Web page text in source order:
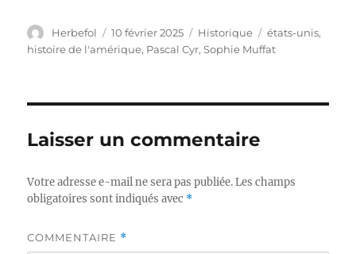
Auteur
Herbefol
Publié
le
10 février 2025 Catégories
Historique Étiquettes
états-unis,
histoire de l'amérique, Pascal Cyr,Sophie Muffat
Laisser un commentaire
Votre adresse e-mail ne sera pas publiée. Les champs
obligatoires sont indiqués avec *
COMMENTAIRE *